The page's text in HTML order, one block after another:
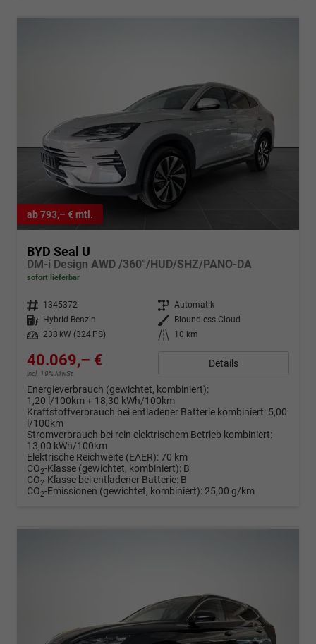
ab 793,– € mtl.
BYD Seal U
DM-i Design AWD /360°/HUD/SHZ/PANO-DA
sofort lieferbar
Fahrzeugnr. 1345372 Getriebe Automatik
Kraftstoff
Hybrid Benzin Außenfarbe
Bloundless Cloud
Leistung
238 kW (324 PS) Kilometerstand 10 km
40.069,– €
incl. 19% MwSt.
Details
Energieverbrauch (gewichtet, kombiniert):
1,20 l/100km + 18,30 kWh/100km
Kraftstoffverbrauch bei entladener Batterie kombiniert: 5,00
l/100km
Stromverbrauch bei rein elektrischem Betrieb kombiniert:
13,00 kWh/100km
Elektrische Reichweite (EAER):70 km
CO2-Klasse (gewichtet, kombiniert): B
CO2-Klasse bei entladener Batterie: B
CO2-Emissionen (gewichtet, kombiniert): 25,00 g/km